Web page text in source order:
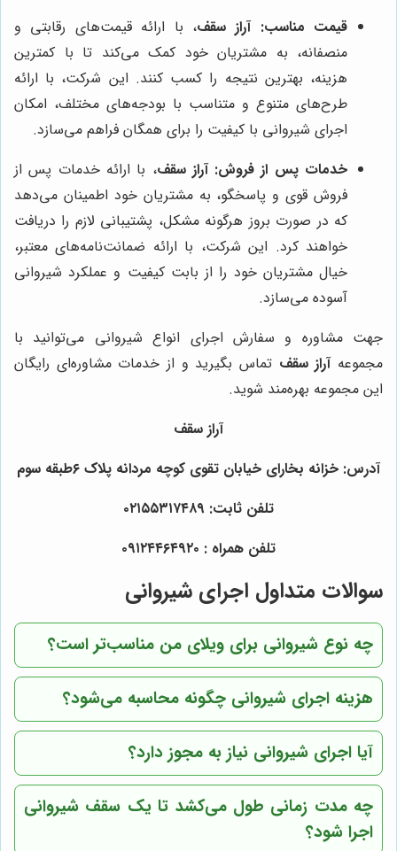
قیمت مناسب: آراز سقف، با ارائه قیمت‌های رقابتی و
منصفانه، به مشتریان خود کمک می‌کند تا با کمترین
هزینه، بهترین نتیجه را کسب کنند. این شرکت، با ارائه
طرح‌های متنوع و متناسب با بودجه‌های مختلف، امکان
اجرای شیروانی با کیفیت را برای همگان فراهم می‌سازد.
خدمات پس از فروش: آراز سقف، با ارائه خدمات پس از
فروش قوی و پاسخگو، به مشتریان خود اطمینان می‌دهد
که در صورت بروز هرگونه مشکل، پشتیبانی لازم را دریافت
خواهند کرد. این شرکت، با ارائه ضمانت‌نامه‌های معتبر،
خیال مشتریان خود را از بابت کیفیت و عملکرد شیروانی
آسوده می‌سازد.
جهت مشاوره و سفارش اجرای انواع شیروانی می‌توانید با
مجموعهآراز سقف تماس بگیرید و از خدمات مشاوره‌ای رایگان
این مجموعه بهره‌مند شوید.
آراز سقف
آدرس: خزانه بخارای خیابان تقوی کوچه مردانه پلاک ۶طبقه سوم
تلفن ثابت: ۰۲۱۵۵۳۱۷۴۸۹
تلفن همراه : ۰۹۱۲۴۴۶۴۹۲۰
سوالات متداول اجرای شیروانی
چه نوع شیروانی برای ویلای من مناسب‌تر است؟
هزینه اجرای شیروانی چگونه محاسبه می‌شود؟
آیا اجرای شیروانی نیاز به مجوز دارد؟
چه مدت زمانی طول می‌کشد تا یک سقف شیروانی
اجرا شود؟